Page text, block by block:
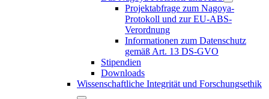
Projektabfrage zum Nagoya-
Protokoll und zur EU-ABS-
Verordnung
Informationen zum Datenschutz
gemäß Art. 13 DS-GVO
Stipendien
Downloads
Wissenschaftliche Integrität und Forschungsethik